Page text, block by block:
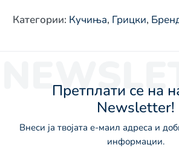
Категории: Кучиња, Грицки,
Претплати се на
Newsletter!
Внеси ја твојата е-маил адреса и
информации.